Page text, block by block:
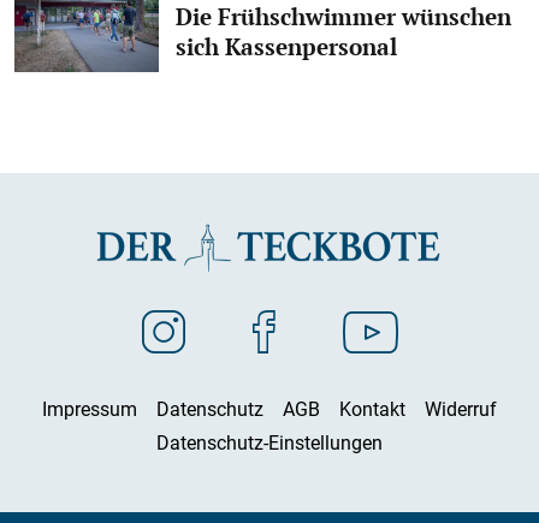
Die Frühschwimmer wünschen
sich Kassenpersonal
Impressum Datenschutz AGB Kontakt
Widerruf
Datenschutz-Einstellungen